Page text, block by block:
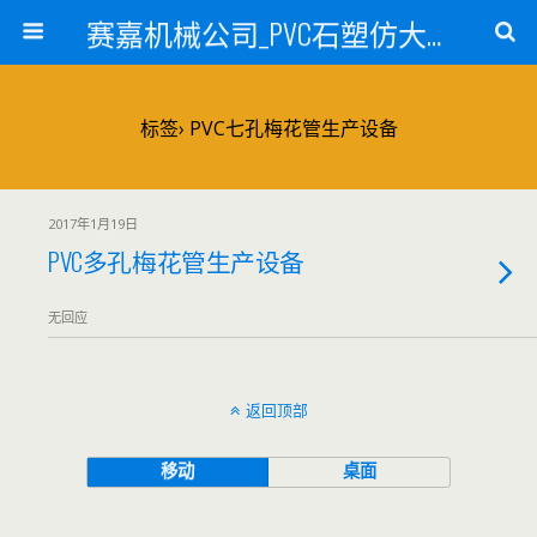
赛嘉机械公司_PVC石塑仿大理石线条生产线_PVC仿大理石板材生产设备_PVC门窗型材生产设备_PVC扣板设备_PVC/WPC发泡板材生产线_PVC波浪瓦生产设备_地毯覆膜TPR TPE设备_TPR鞋边条生产设备_PVC封边条卡条生产设备_PVC造料设备_PVC PE PP管材生产线_混合机
标签› PVC七孔梅花管生产设备
2017年1月19日
PVC多孔梅花管生产设备
无回应
返回顶部
移动 桌面